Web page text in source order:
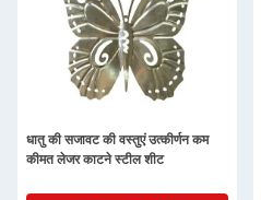
धातु की सजावट की वस्तुएं उत्कीर्णन कम
कीमत लेजर काटने स्टील शीट